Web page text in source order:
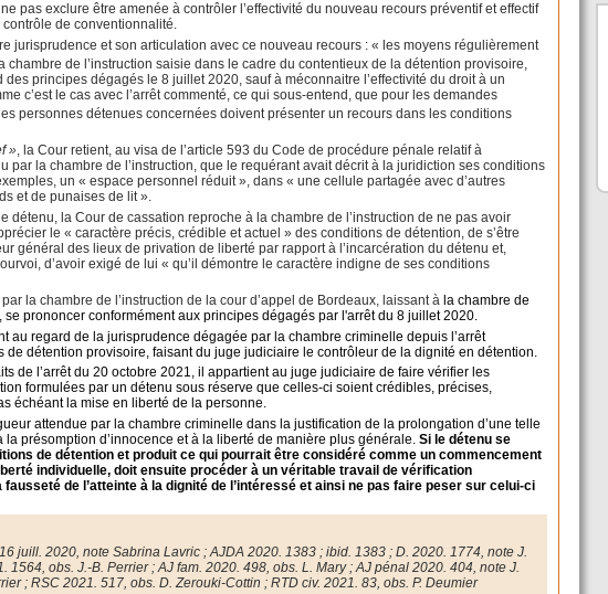
pas exclure être amenée à contrôler l’effectivité du nouveau recours préventif et effectif
de conventionnalité.
jurisprudence et son articulation avec ce nouveau recours : « les moyens régulièrement
chambre de l’instruction saisie dans le cadre du contentieux de la détention provisoire,
principes dégagés le 8 juillet 2020, sauf à méconnaitre l’effectivité du droit à un
c’est le cas avec l’arrêt commenté, ce qui sous-entend, que pour les demandes
personnes détenues concernées doivent présenter un recours dans les conditions
», la Cour retient, au visa de l’article 593 du Code de procédure pénale relatif à
par la chambre de l’instruction, que le requérant avait décrit à la juridiction ses conditions
un « espace personnel réduit », dans « une cellule partagée avec d’autres
et de punaises de lit ».
détenu, la Cour de cassation reproche à la chambre de l’instruction de ne pas avoir
le « caractère précis, crédible et actuel » des conditions de détention, de s’être
général des lieux de privation de liberté par rapport à l’incarcération du détenu et,
d’avoir exigé de lui « qu’il démontre le caractère indigne de ses conditions
la chambre de l’instruction de la cour d’appel de Bordeaux, laissant à la chambre de
prononcer conformément aux principes dégagés par l'arrêt du 8 juillet 2020.
au regard de la jurisprudence dégagée par la chambre criminelle depuis l’arrêt
détention provisoire, faisant du juge judiciaire le contrôleur de la dignité en détention.
de l’arrêt du 20 octobre 2021, il appartient au juge judiciaire de faire vérifier les
formulées par un détenu sous réserve que celles-ci soient crédibles, précises,
échéant la mise en liberté de la personne.
attendue par la chambre criminelle dans la justification de la prolongation d’une telle
la présomption d’innocence et à la liberté de manière plus générale.Si le détenu se
de détention et produit ce qui pourrait être considéré comme un commencement
individuelle, doit ensuite procéder à un véritable travail de vérification
de l’atteinte à la dignité de l’intéressé et ainsi ne pas faire peser sur celui-ci
juill. 2020, note Sabrina Lavric ; AJDA 2020. 1383 ; ibid. 1383 ; D. 2020. 1774, note J.
1564, obs. J.-B. Perrier ; AJ fam. 2020. 498, obs. L. Mary ; AJ pénal 2020. 404, note J.
; RSC 2021. 517, obs. D. Zerouki-Cottin ; RTD civ. 2021. 83, obs. P. Deumier